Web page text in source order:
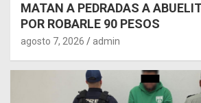
MATAN A PEDRADAS A
POR ROBARLE 90 PESOS
agosto 7, 2026 admin